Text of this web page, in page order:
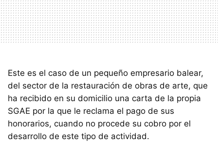
Este es el caso de un pequeño empresario balear,
del sector de la restauración de obras de arte, que
ha recibido en su domicilio una carta de la propia
SGAE por la que le reclama el pago de sus
honorarios, cuando no procede su cobro por el
desarrollo de este tipo de actividad.